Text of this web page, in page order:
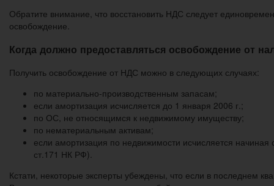
Обратите внимание, что восстановить НДС следует
освобождение.
Когда должно предоставляться освобождение от
Получить освобождение от НДС можно в следующих случаях:
по материально-производственным запасам;
если амортизация исчисляется до 1 января 2006 г.;
по ОС, не относящимся к недвижимому имуществу;
по нематериальным активам;
если амортизация по недвижимости исчисляется
ст.171 НК РФ).
Кстати, некоторые эксперты убеждены, что если в последнем